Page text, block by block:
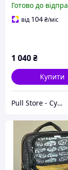
класів
Готово до
від 104₴/міс
1 040₴
Купити
Pull Store - Cумки, рюкзаки, шапки та інші аксесуари